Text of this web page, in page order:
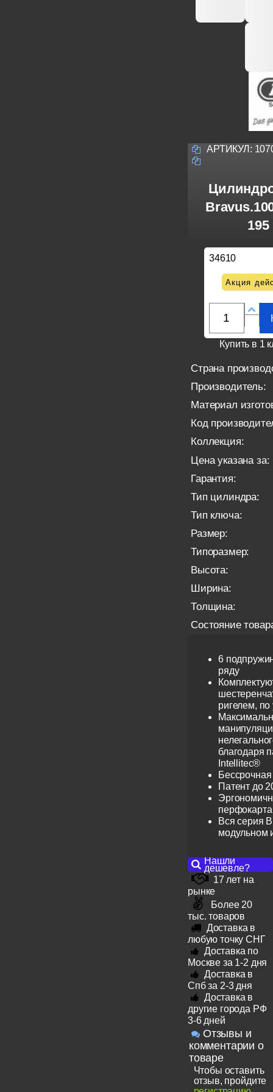
АРТИКУЛ:
34610
Акция
Купить в 1
Страна
Производитель:
Материал
Код
Коллекция:
Цена указана за:
Гарантия:
Тип цилиндра:
Тип ключа:
Размер:
Типоразмер:
Высота:
Ширина:
Толщина:
Состояние
6
ряду
ригелем,
благодаря
Intellitec®
Патент до
перфокарта
Вся серия
модульном
Нашли
дешевле?
17 лет на
рынке
Более 20
тыс. товаров
Доставка в
любую точку СНГ
Доставка по
Москве за 1-2 дня
Доставка в
Спб за 2-3 дня
Доставка в
другие города РФ
3-6 дней
Отзывы и
комментарии о
товаре
Чтобы оставить
отзыв, пройдите